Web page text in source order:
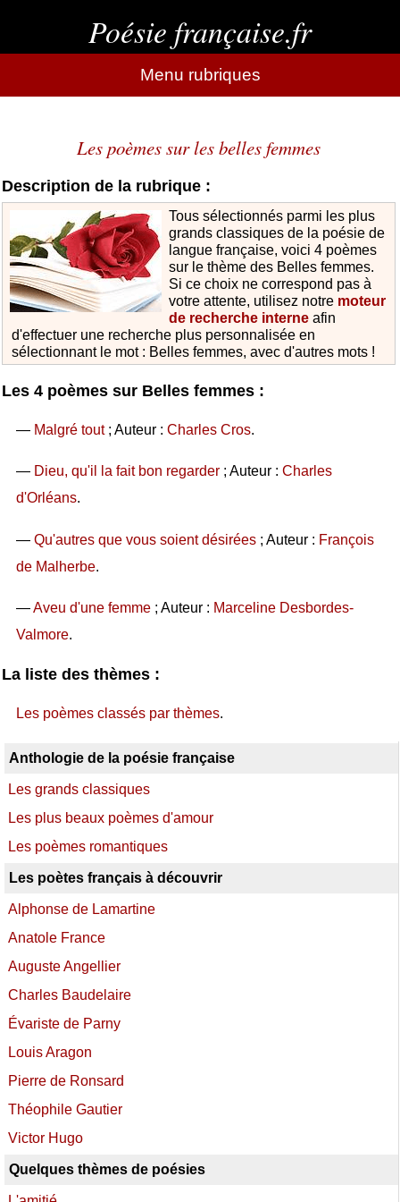
Poésie française.fr
Menu rubriques
Les poèmes sur les belles femmes
Description de la rubrique :
Tous sélectionnés parmi les plus
grands classiques de la poésie de
langue française, voici 4 poèmes
sur le thème des Belles femmes.
Si ce choix ne correspond pas à
votre attente, utilisez notre moteur
de recherche interneafin
d'effectuer une recherche plus personnalisée en
sélectionnant le mot : Belles femmes, avec d'autres mots !
Les 4 poèmes sur Belles femmes :
— Malgré tout; Auteur : Charles Cros.
— Dieu, qu'il la fait bon regarder; Auteur : Charles
d'Orléans.
— Qu'autres que vous soient désirées; Auteur : François
de Malherbe.
—Aveu d'une femme; Auteur : Marceline Desbordes-
Valmore.
La liste des thèmes :
Les poèmes classés par thèmes.
Anthologie de la poésie française
Les grands classiques
Les plus beaux poèmes d'amour
Les poèmes romantiques
Les poètes français à découvrir
Alphonse de Lamartine
Anatole France
Auguste Angellier
Charles Baudelaire
Évariste de Parny
Louis Aragon
Pierre de Ronsard
Théophile Gautier
Victor Hugo
Quelques thèmes de poésies